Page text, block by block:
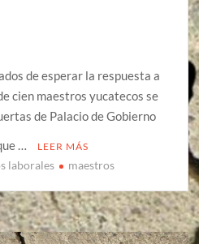
de esperar la respuesta a
cien maestros yucatecos se
de Palacio de Gobierno
…
LEER MÁS
laborales maestros